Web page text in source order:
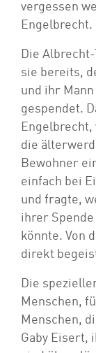
vergessen
Engelbrecht.
Die
sie bereits,
und ihr
gespendet.
die
Bewohner
einfach bei
und fragte,
ihrer
könnte. Von
direkt
Die
Menschen,
Menschen,
Gaby Eisert,